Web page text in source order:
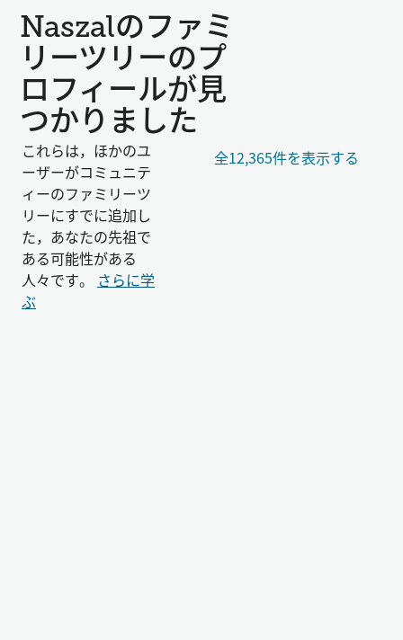
Naszalのファミ
リーツリーのプ
ロフィールが見
つかりました
これらは，ほかのユ
ーザーがコミュニテ
ィーのファミリーツ
リーにすでに追加し
た，あなたの先祖で
ある可能性がある
人々です。 さらに学
ぶ
全12,365件を表示する